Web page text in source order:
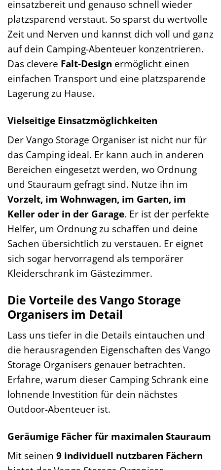
einsatzbereit und genauso schnell wieder
platzsparend verstaut. So sparst du wertvolle
Zeit und Nerven und kannst dich voll und ganz
auf dein Camping-Abenteuer konzentrieren.
Das clevere Falt-Design ermöglicht einen
einfachen Transport und eine platzsparende
Lagerung zu Hause.
Vielseitige Einsatzmöglichkeiten
Der Vango Storage Organiser ist nicht nur für
das Camping ideal. Er kann auch in anderen
Bereichen eingesetzt werden, wo Ordnung
und Stauraum gefragt sind. Nutze ihn im
Vorzelt, im Wohnwagen, im Garten, im
Keller oder in der Garage. Er ist der perfekte
Helfer, um Ordnung zu schaffen und deine
Sachen übersichtlich zu verstauen. Er eignet
sich sogar hervorragend als temporärer
Kleiderschrank im Gästezimmer.
Die Vorteile des Vango Storage
Organisers im Detail
Lass uns tiefer in die Details eintauchen und
die herausragenden Eigenschaften des Vango
Storage Organisers genauer betrachten.
Erfahre, warum dieser Camping Schrank eine
lohnende Investition für dein nächstes
Outdoor-Abenteuer ist.
Geräumige Fächer für maximalen Stauraum
Mit seinen 9 individuell nutzbaren Fächern